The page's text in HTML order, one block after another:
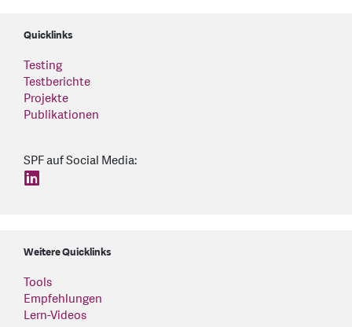
Quicklinks
Testing
Testberichte
Projekte
Publikationen
SPF auf Social Media:
find us on: linkedin
Weitere Quicklinks
Tools
Empfehlungen
Lern-Videos